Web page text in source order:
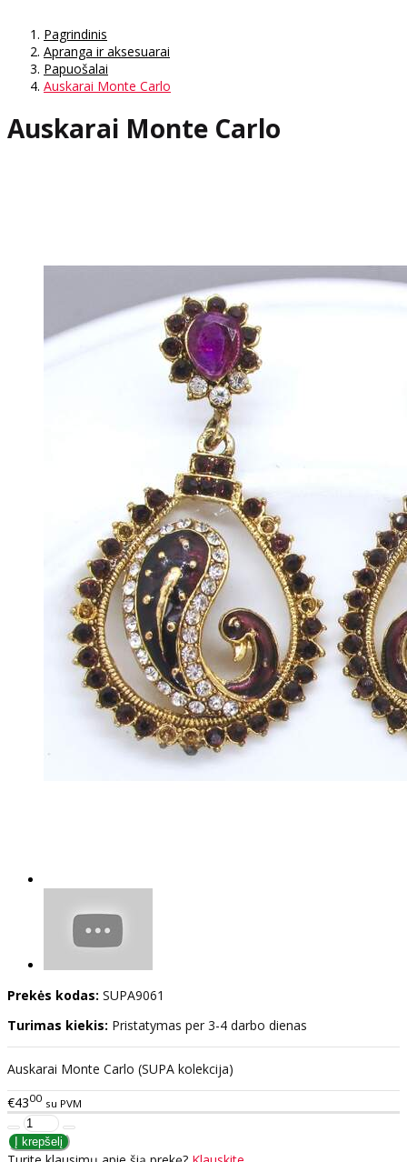
Pagrindinis
Apranga ir aksesuarai
Papuošalai
Auskarai Monte Carlo
Auskarai Monte Carlo
Prekės kodas: SUPA9061
Turimas kiekis: Pristatymas per 3-4 darbo dienas
Auskarai Monte Carlo (SUPA kolekcija)
€4300 su PVM